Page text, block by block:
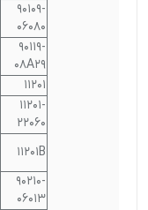
90109-
06080
90119-
08A29
11201
11201-
22060
11201B
90210-
06013